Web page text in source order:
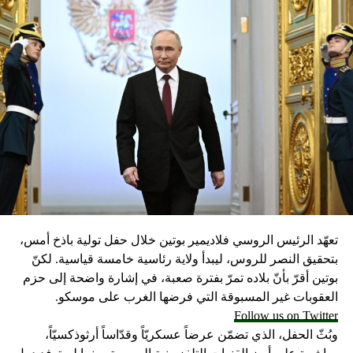
تعهّد الرئيس الروسي فلاديمير بوتين خلال حفل تولية باذخ أمس،
بتحقيق النصر للروس، ليبدأ ولاية رئاسية خامسة قياسية. لكنّ
بوتين أقرّ بأنّ بلاده تمرّ بفترة صعبة، في إشارة واضحة إلى حزم
العقوبات غير المسبوقة التي فرضها الغرب على موسكو.
Follow us on Twitter
وبُثّ الحفل، الذي تضمّن عرضاً عسكريّاً وقدّاساً أرثوذكسيّاً،